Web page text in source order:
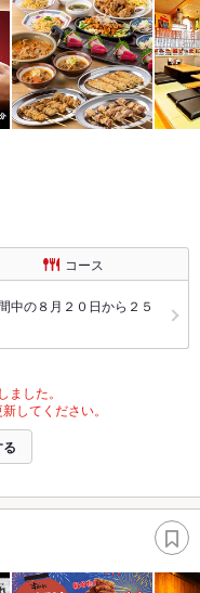
コース
中の８月２０日から２５
した。
してください。